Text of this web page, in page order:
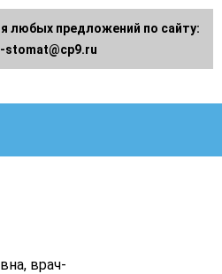
врач-
любых предложений по сайту:
stomat@cp9.ru